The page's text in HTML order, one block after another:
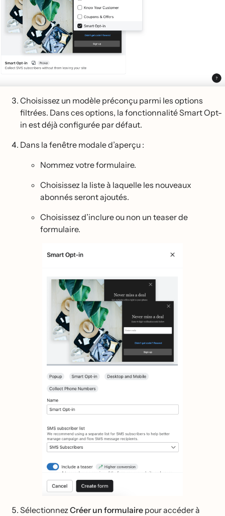
Choisissez un modèle préconçu parmi les options
filtrées. Dans ces options, la fonctionnalité Smart Opt-
in est déjà configurée par défaut.
Dans la fenêtre modale d’aperçu :
Nommez votre formulaire.
Choisissez la liste à laquelle les nouveaux
abonnés seront ajoutés.
Choisissez d’inclure ou non un teaser de
formulaire.
SélectionnezCréer un formulaire pour accéder à